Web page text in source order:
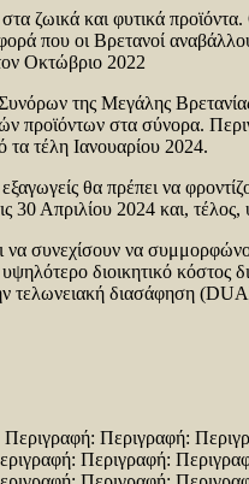
ζωικά και φυτικά
που οι Βρετανοί
Οκτώβριο 2022
της Μεγάλης
προϊόντων στα σύνορα.
τέλη Ιανουαρίου 2024.
θα πρέπει να
30 Απριλίου 2024 και,
να συνεχίσουν να
διοικητικό
τελωνειακή διασάφηση